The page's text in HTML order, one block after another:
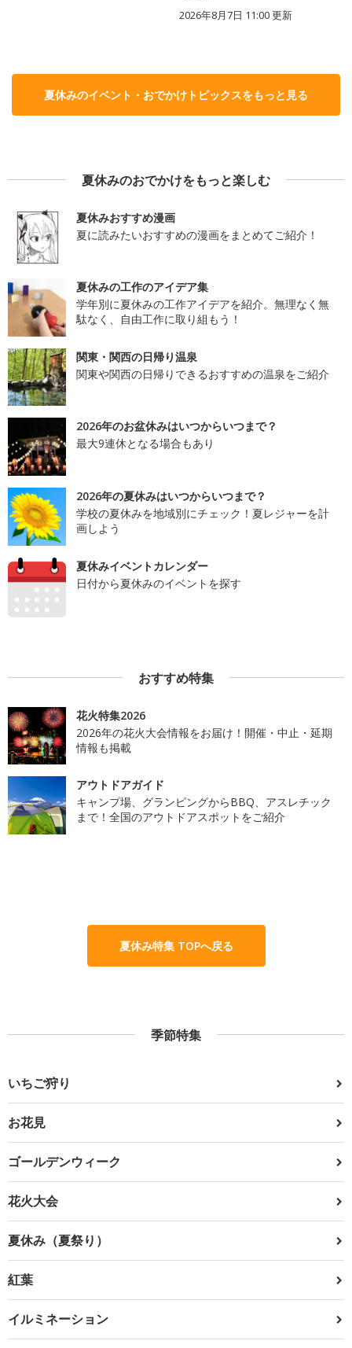
2026年8月7日 11:00更新
夏休みのイベント・おでかけトピックスをもっと見る
夏休みのおでかけをもっと楽しむ
夏休みおすすめ漫画
夏に読みたいおすすめの漫画をまとめてご紹介！
夏休みの工作のアイデア集
学年別に夏休みの工作アイデアを紹介。無理なく無
駄なく、自由工作に取り組もう！
関東・関西の日帰り温泉
関東や関西の日帰りできるおすすめの温泉をご紹介
2026年のお盆休みはいつからいつまで？
最大9連休となる場合もあり
2026年の夏休みはいつからいつまで？
学校の夏休みを地域別にチェック！夏レジャーを計
画しよう
夏休みイベントカレンダー
日付から夏休みのイベントを探す
おすすめ特集
花火特集2026
2026年の花火大会情報をお届け！開催・中止・延期
情報も掲載
アウトドアガイド
キャンプ場、グランピングからBBQ、アスレチック
まで！全国のアウトドアスポットをご紹介
夏休み特集 TOPへ戻る
季節特集
いちご狩り
お花見
ゴールデンウィーク
花火大会
夏休み（夏祭り）
紅葉
イルミネーション